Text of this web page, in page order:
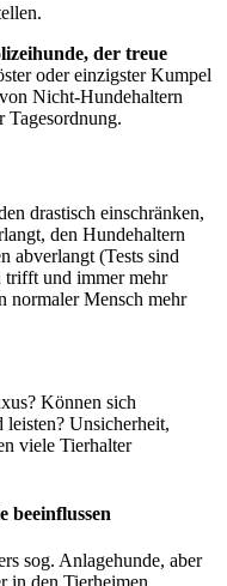
der treue
oder einzigster Kumpel
Nicht-Hundehaltern
Tagesordnung.
drastisch einschränken,
den Hundehaltern
abverlangt (Tests sind
trifft und immer mehr
normaler Mensch mehr
Können sich
leisten? Unsicherheit,
viele Tierhalter
beeinflussen
sog. Anlagehunde, aber